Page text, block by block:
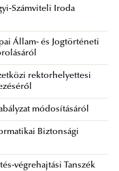
Számviteli Iroda
Állam- és Jogtörténeti
rektorhelyettesi
módosításáról
Biztonsági
végrehajtási Tanszék